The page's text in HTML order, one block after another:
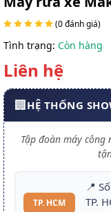
(0 đánh giá)
Tình trạng: Còn hàng
Liên hệ
🏢HỆ THỐNG
Tập đoàn máy
TP. HCM
📍
TP.